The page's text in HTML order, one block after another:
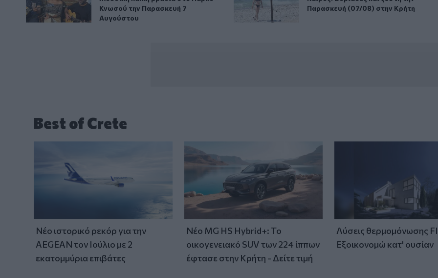
Κνωσού την Παρασκευή 7
Αυγούστου
Παρασκευή (07/08) στην Κρήτη
Best of Crete
Νέο ιστορικό ρεκόρ για την
AEGEAN τον Ιούλιο με 2
εκατομμύρια επιβάτες
Νέο MG HS Hybrid+: Το
οικογενειακό SUV των 224 ίππων
έφτασε στην Κρήτη - Δείτε τιμή
Λύσεις θερμομόνωσης
Εξοικονομώ κατ' ουσίαν